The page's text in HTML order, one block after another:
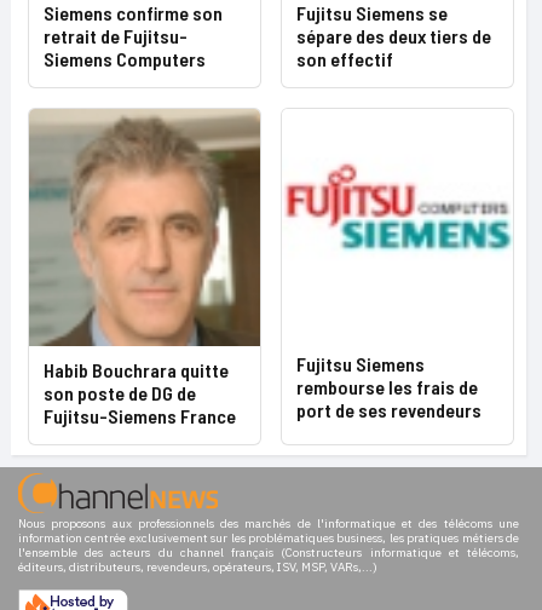
Siemens confirme son
retrait de Fujitsu-
Siemens Computers
Fujitsu Siemens se
sépare des deux tiers de
son effectif
Habib Bouchrara quitte
son poste de DG de
Fujitsu-Siemens France
Fujitsu Siemens
rembourse les frais de
port de ses revendeurs
Nous proposons aux professionnels des marchés de l'informatique et des télécoms une
information centrée exclusivement sur les problématiques business, les pratiques métiers de
l'ensemble des acteurs du channel français (Constructeurs informatique et télécoms,
éditeurs, distributeurs, revendeurs, opérateurs, ISV, MSP, VARs,...)